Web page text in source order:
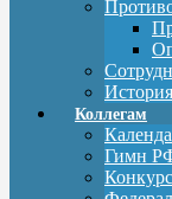
Коллегам
Гимн